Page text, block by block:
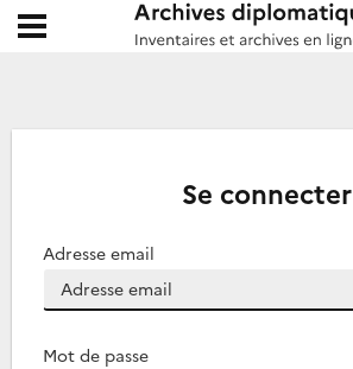
Archives diplomatiques
Ouvrir le menu déroulant
Se connecter
Adresse email
Mot de passe